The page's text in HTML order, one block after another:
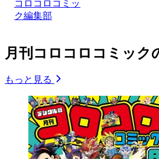
コロコロコミッ
ク編集部
月刊コロコロコミック
もっと見る